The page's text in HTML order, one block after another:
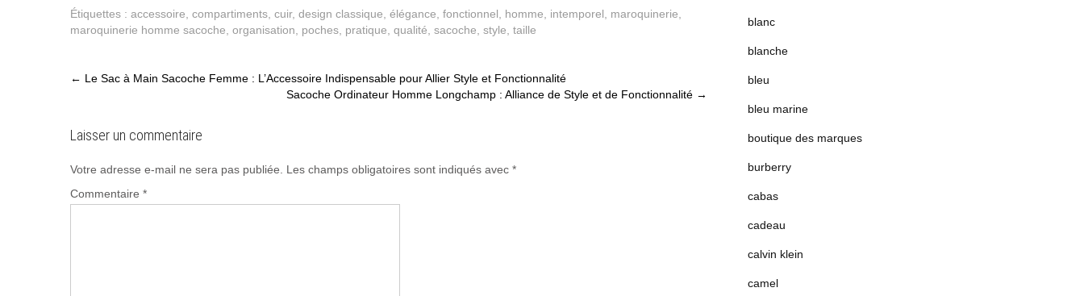
Étiquettes : accessoire compartiments cuir, design classique élégance fonctionnel homme intemporel maroquinerie
maroquinerie homme sacoche organisation poches pratique qualité sacoche style taille
Post
← Le Sac à Main Sacoche Femme : L’Accessoire Indispensable pour Allier Style et Fonctionnalité
Sacoche Ordinateur Homme Longchamp : Alliance de Style et de Fonctionnalité →
Laisser un commentaire
Votre adresse e-mail ne sera pas publiée. Les champs obligatoires sont indiqués avec *
Commentaire *
blanc
blanche
bleu
bleu marine
boutique des marques
burberry
cabas
cadeau
calvin klein
camel